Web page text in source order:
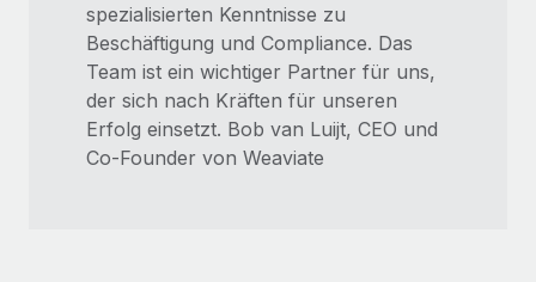
spezialisierten Kenntnisse zu
Beschäftigung und Compliance. Das
Team ist ein wichtiger Partner für uns,
der sich nach Kräften für unseren
Erfolg einsetzt. Bob van Luijt, CEO und
Co-Founder von Weaviate